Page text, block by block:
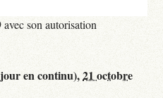
avec son autorisation
en continu),21 octobre